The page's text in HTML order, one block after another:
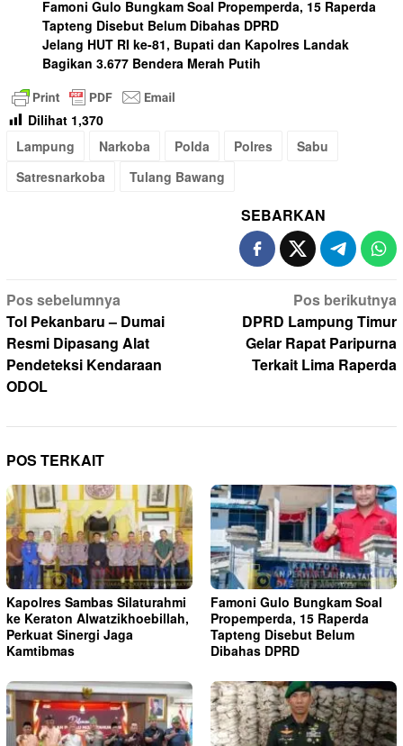
Famoni Gulo Bungkam Soal Propemperda, 15 Raperda
Tapteng Disebut Belum Dibahas DPRD
Jelang HUT RI ke-81, Bupati dan Kapolres Landak
Bagikan 3.677 Bendera Merah Putih
Dilihat 1,370
Lampung
Narkoba Polda Polres
Sabu
Satresnarkoba
Tulang Bawang
SEBARKAN
Navigasi
pos
Pos sebelumnya
Tol Pekanbaru – Dumai
Resmi Dipasang Alat
Pendeteksi Kendaraan
ODOL
Pos berikutnya
DPRD Lampung Timur
Gelar Rapat Paripurna
Terkait Lima Raperda
POS TERKAIT
Kapolres Sambas Silaturahmi
ke Keraton Alwatzikhoebillah,
Perkuat Sinergi Jaga
Kamtibmas
Famoni Gulo Bungkam Soal
Propemperda, 15 Raperda
Tapteng Disebut Belum
Dibahas DPRD